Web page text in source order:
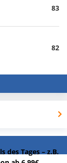
83
82
des Tages – z.B.